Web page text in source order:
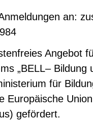
an:
Angebot
„BELL– Bildung
für
Europäische
gefördert.